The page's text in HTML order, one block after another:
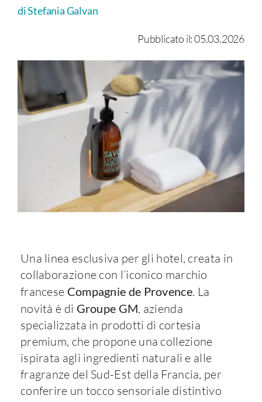
di Stefania Galvan
Pubblicato il: 05.03.2026
Una linea esclusiva per gli hotel, creata in
collaborazione con l’iconico marchio
francese Compagnie de Provence. La
novità è di Groupe GM, azienda
specializzata in prodotti di cortesia
premium, che propone una collezione
ispirata agli ingredienti naturali e alle
fragranze del Sud-Est della Francia, per
conferire un tocco sensoriale distintivo